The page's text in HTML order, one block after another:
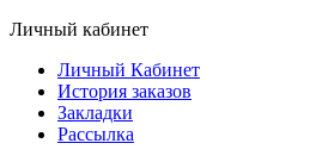
Личный кабинет
Личный Кабинет
История заказов
Закладки
Рассылка